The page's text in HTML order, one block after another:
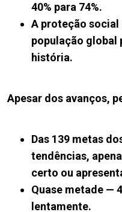
40% para 74%.
A proteção social
população global
história.
Apesar dos avanços,
Das 139 metas
tendências,
certo ou
Quase metade —
lentamente.